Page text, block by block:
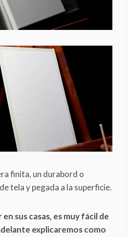
finita, un durabord o
tela y pegada a la superficie.
sus casas, es muy fácil de
explicaremos como